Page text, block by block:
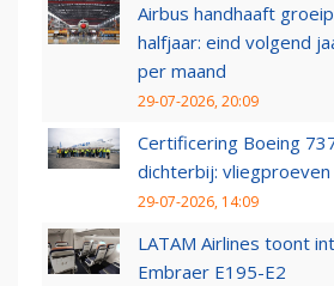
Airbus handhaaft
halfjaar: eind volgend
per maand
29-07-2026, 20:09
Certificering Boeing
dichterbij:
29-07-2026, 14:09
LATAM Airlines toont
Embraer E195-E2